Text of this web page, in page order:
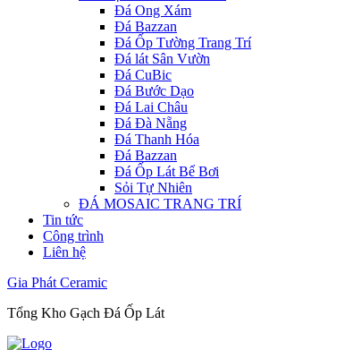
Đá Ong Xám
Đá Bazzan
Đá Ốp Tường Trang Trí
Đá lát Sân Vườn
Đá CuBic
Đá Bước Dạo
Đá Lai Châu
Đá Đà Nẵng
Đá Thanh Hóa
Đá Bazzan
Đá Ốp Lát Bể Bơi
Sỏi Tự Nhiên
ĐÁ MOSAIC TRANG TRÍ
Tin tức
Công trình
Liên hệ
Gia Phát Ceramic
Tổng Kho Gạch Đá Ốp Lát